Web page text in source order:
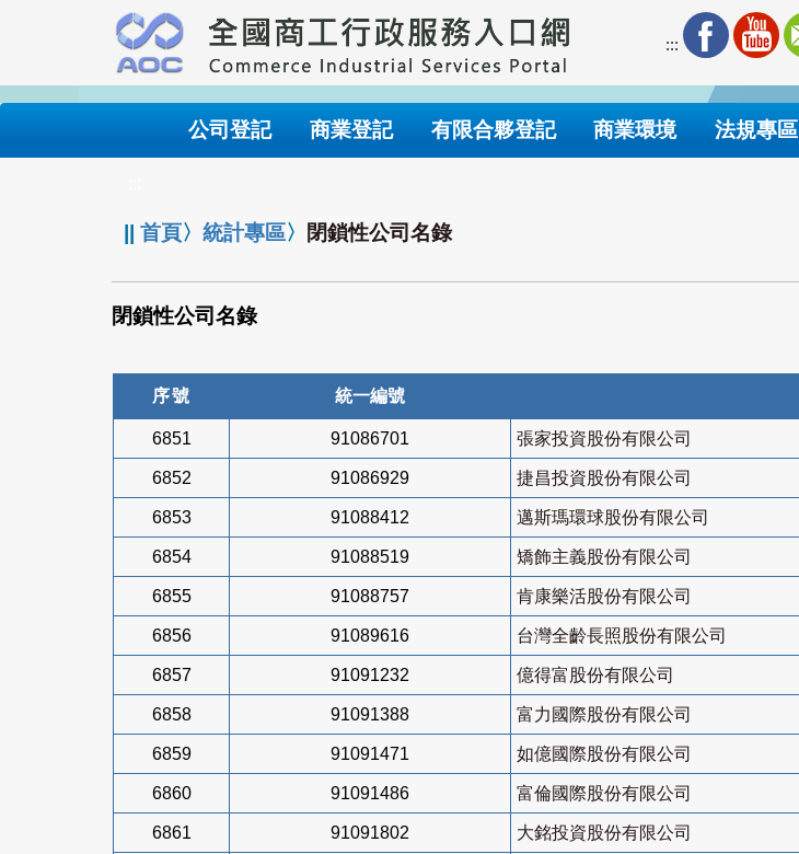
要
內
:::
公司登記 商業登記 有限合夥登記 商業環境 法規專區
||首頁〉統計專區〉 閉鎖性公司名錄
閉鎖性公司名錄
序號 統一編號
6851 91086701 張家投資股份有限公司
6852 91086929 捷昌投資股份有限公司
6853 91088412 邁斯瑪環球股份有限公司
6854 91088519 矯飾主義股份有限公司
6855 91088757 肯康樂活股份有限公司
6856 91089616 台灣全齡長照股份有限公司
6857 91091232 億得富股份有限公司
6858 91091388 富力國際股份有限公司
6859 91091471 如億國際股份有限公司
6860 91091486 富倫國際股份有限公司
6861 91091802 大銘投資股份有限公司